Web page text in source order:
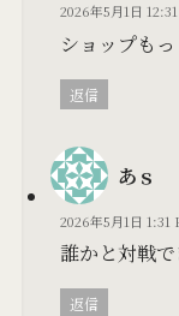
2026年5月1日
ショップも
返信
あｓ
2026年5月1日 1:31
誰かと対戦
返信